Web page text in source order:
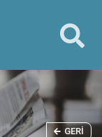
GERI